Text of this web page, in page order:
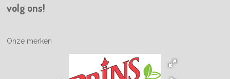
volg ons!
Onze merken